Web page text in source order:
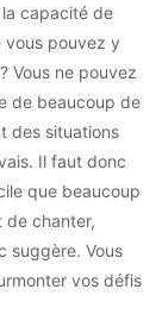
capacité de
vous pouvez y
Vous ne pouvez
de beaucoup de
des situations
Il faut donc
que beaucoup
de chanter,
suggère. Vous
vos défis